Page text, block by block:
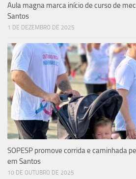
Aula magna marca início de curso de
Santos
1 DE DEZEMBRO DE 2025
SOPESP promove corrida e caminhada
em Santos
10 DE OUTUBRO DE 2025